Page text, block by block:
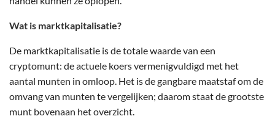
Wat is marktkapitalisatie?
De marktkapitalisatie is de totale waarde van een
cryptomunt: de actuele koers vermenigvuldigd met het
aantal munten in omloop. Het is de gangbare maatstaf om de
omvang van munten te vergelijken; daarom staat de grootste
munt bovenaan het overzicht.